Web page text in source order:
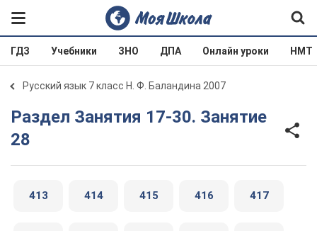
ГДЗ Учебники ЗНО ДПА Онлайн уроки НМТ
Русский язык 7 класс Н. Ф. Баландина 2007
Раздел Занятия 17-30. Занятие
28
413 414 415 416 417